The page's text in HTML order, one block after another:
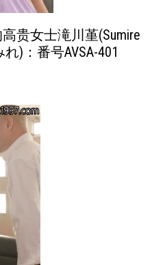
贵女士滝川堇(Sumire
)：番号AVSA-401